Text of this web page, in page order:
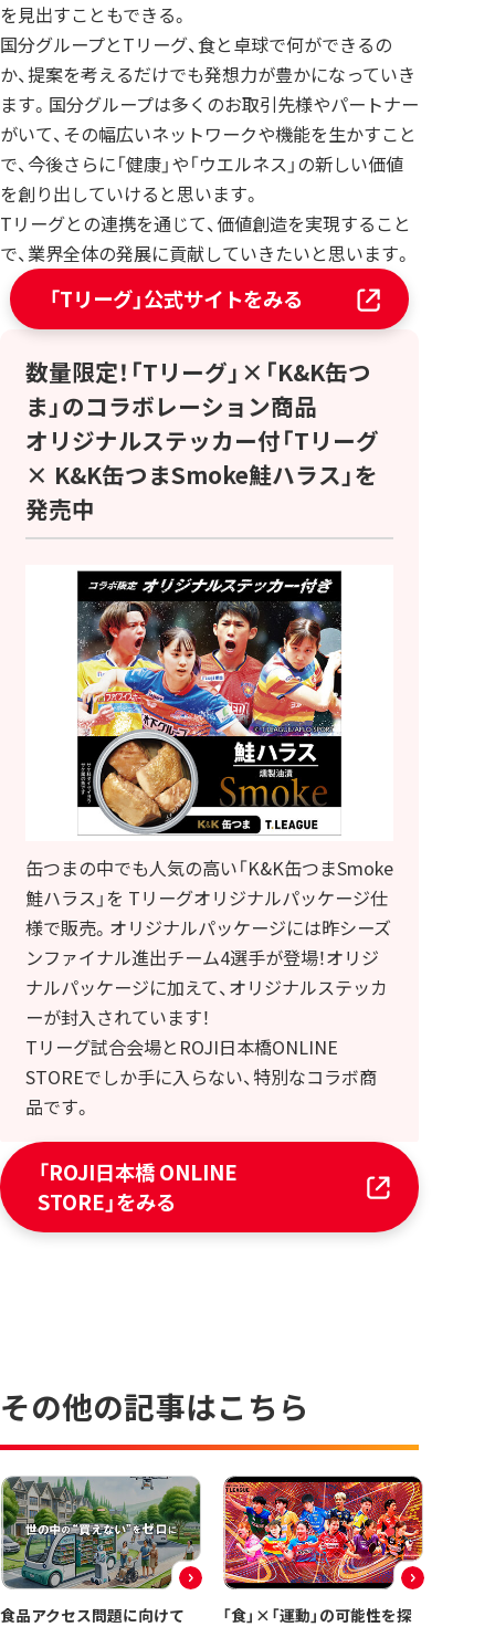
を見出すこともできる。
国分グループとTリーグ、食と卓球で何ができるの
か、提案を考えるだけでも発想力が豊かになっていき
ます。国分グループは多くのお取引先様やパートナー
がいて、その幅広いネットワークや機能を生かすこと
で、今後さらに「健康」や「ウエルネス」の新しい価値
を創り出していけると思います。
Tリーグとの連携を通じて、価値創造を実現すること
で、業界全体の発展に貢献していきたいと思います。
「Tリーグ」公式サイトをみる
数量限定！「Tリーグ」×「K&K缶つ
ま」のコラボレーション商品
オリジナルステッカー付「Tリーグ
× K&K缶つまSmoke鮭ハラス」を
発売中
缶つまの中でも人気の高い「K&K缶つまSmoke
鮭ハラス」を Tリーグオリジナルパッケージ仕
様で販売。オリジナルパッケージには昨シーズ
ンファイナル進出チーム4選手が登場！オリジ
ナルパッケージに加えて、オリジナルステッカ
ーが封入されています！
Tリーグ試合会場とROJI日本橋ONLINE
STOREでしか手に入らない、特別なコラボ商
品です。
「ROJI日本橋 ONLINE
STORE」をみる
その他の記事はこちら
食品アクセス問題に向けて
「食」×「運動」の可能性を探